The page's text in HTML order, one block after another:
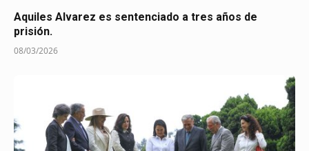
Aquiles Alvarez es sentenciado a tres años de
prisión.
08/03/2026